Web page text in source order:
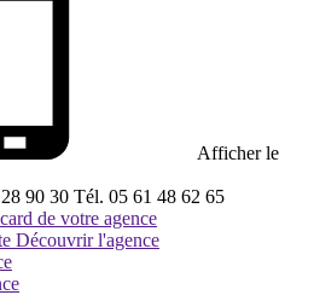
Afficher le
90 30 Tél. 05 61 48 62 65
de votre agence
Découvrir l'agence